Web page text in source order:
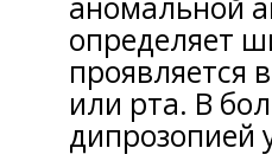
аномальной
определяет
проявляется
или рта. В
дипрозопией